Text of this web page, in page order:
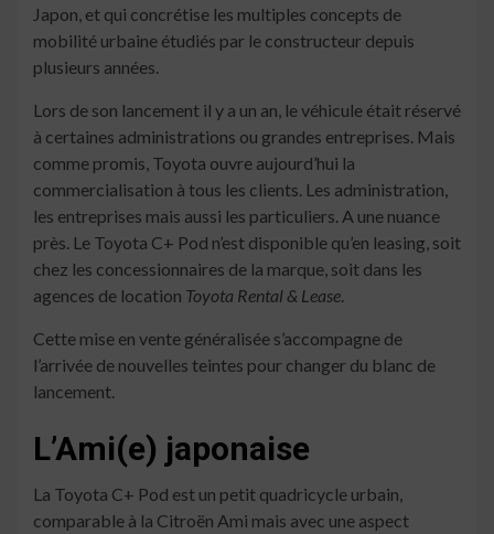
Japon, et qui concrétise les multiples concepts de
mobilité urbaine étudiés par le constructeur depuis
plusieurs années.
Lors de son lancement il y a un an, le véhicule était réservé
à certaines administrations ou grandes entreprises. Mais
comme promis, Toyota ouvre aujourd’hui la
commercialisation à tous les clients. Les administration,
les entreprises mais aussi les particuliers. A une nuance
près. Le Toyota C+ Pod n’est disponible qu’en leasing, soit
chez les concessionnaires de la marque, soit dans les
agences de location Toyota Rental & Lease.
Cette mise en vente généralisée s’accompagne de
l’arrivée de nouvelles teintes pour changer du blanc de
lancement.
L’Ami(e) japonaise
La Toyota C+ Pod est un petit quadricycle urbain,
comparable à la Citroën Ami mais avec une aspect